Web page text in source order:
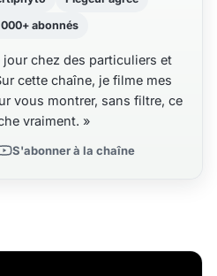
abonnés
chez des particuliers et
cette chaîne, je filme mes
vous montrer, sans filtre, ce
vraiment. »
S'abonner à la chaîne